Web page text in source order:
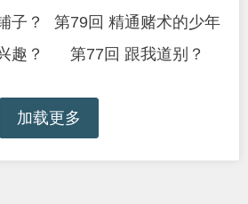
子？
第79回 精通赌术的少年
趣？
第77回 跟我道别？
加载更多